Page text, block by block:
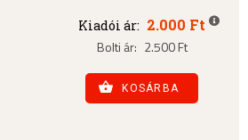
Kiadói ár: 2.000 Ft
Bolti ár: 2.500 Ft
KOSÁRBA